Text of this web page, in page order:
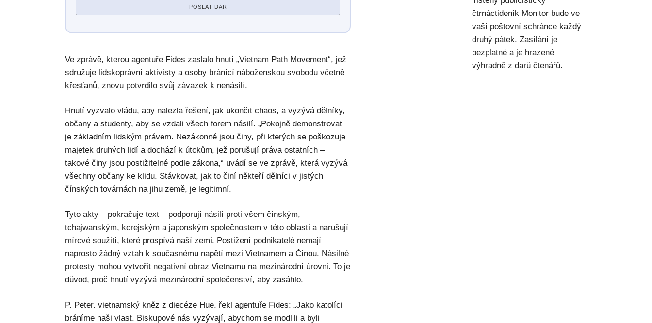
POSLAT DAR
Ve zprávě, kterou agentuře Fides zaslalo hnutí „Vietnam Path Movement“, jež
sdružuje lidskoprávní aktivisty a osoby bránící náboženskou svobodu včetně
křesťanů, znovu potvrdilo svůj závazek k nenásilí.
Hnutí vyzvalo vládu, aby nalezla řešení, jak ukončit chaos, a vyzývá dělníky,
občany a studenty, aby se vzdali všech forem násilí. „Pokojně demonstrovat
je základním lidským právem. Nezákonné jsou činy, při kterých se poškozuje
majetek druhých lidí a dochází k útokům, jež porušují práva ostatních –
takové činy jsou postižitelné podle zákona,“ uvádí se ve zprávě, která vyzývá
všechny občany ke klidu. Stávkovat, jak to činí někteří dělníci v jistých
čínských továrnách na jihu země, je legitimní.
Tyto akty – pokračuje text – podporují násilí proti všem čínským,
tchajwanským, korejským a japonským společnostem v této oblasti a narušují
mírové soužití, které prospívá naší zemi. Postižení podnikatelé nemají
naprosto žádný vztah k současnému napětí mezi Vietnamem a Čínou. Násilné
protesty mohou vytvořit negativní obraz Vietnamu na mezinárodní úrovni. To je
důvod, proč hnutí vyzývá mezinárodní společenství, aby zasáhlo.
P. Peter, vietnamský kněz z diecéze Hue, řekl agentuře Fides: „Jako katolíci
bráníme naši vlast. Biskupové nás vyzývají, abychom se modlili a byli
čtrnáctideník Monitor bude ve
vaší poštovní schránce každý
druhý pátek. Zasílání je
bezplatné a je hrazené
výhradně z darů čtenářů.